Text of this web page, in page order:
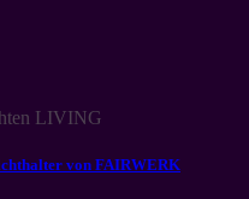
LIVING
von FAIRWERK